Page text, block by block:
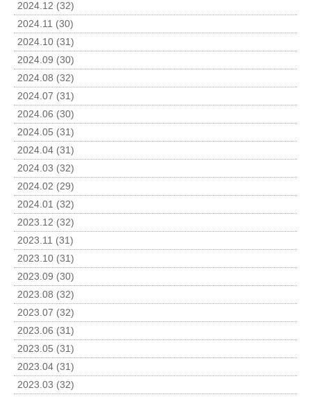
2024.12 (32)
2024.11 (30)
2024.10 (31)
2024.09 (30)
2024.08 (32)
2024.07 (31)
2024.06 (30)
2024.05 (31)
2024.04 (31)
2024.03 (32)
2024.02 (29)
2024.01 (32)
2023.12 (32)
2023.11 (31)
2023.10 (31)
2023.09 (30)
2023.08 (32)
2023.07 (32)
2023.06 (31)
2023.05 (31)
2023.04 (31)
2023.03 (32)